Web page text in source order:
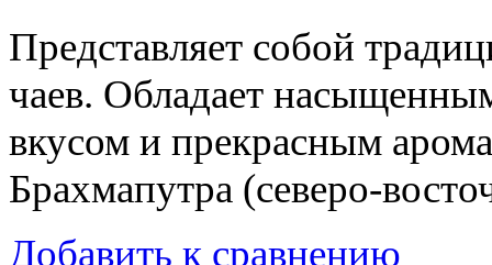
Представляет собой
чаев. Обладает
вкусом и прекрасным
Брахмапутра (северо-
Добавить к сравнению